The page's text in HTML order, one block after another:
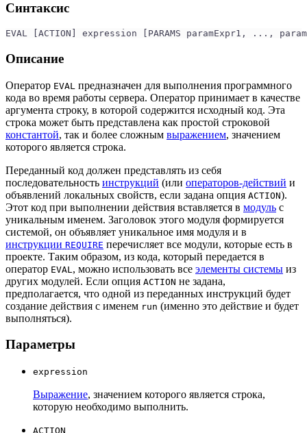
Синтаксис
EVAL [ACTION] expression [PARAMS paramExpr1, ...,
Описание
Оператор EVAL предназначен для выполнения программного
кода во время работы сервера. Оператор принимает в качестве
аргумента строку, в которой содержится исходный код. Эта
строка может быть представлена как простой строковой
константой, так и более сложным выражением, значением
которого является строка.
Переданный код должен представлять из себя
последовательность инструкций (или операторов-действий и
объявлений локальных свойств, если задана опция ACTION).
Этот код при выполнении действия вставляется в модуль с
уникальным именем. Заголовок этого модуля формируется
системой, он объявляет уникальное имя модуля и в
инструкции REQUIRE перечисляет все модули, которые есть в
проекте. Таким образом, из кода, который передается в
оператор EVAL , можно использовать все элементы системы из
других модулей. Если опция ACTION не задана,
предполагается, что одной из переданных инструкций будет
создание действия с именем run (именно это действие и будет
выполняться).
Параметры
expression
Выражение, значением которого является строка,
которую необходимо выполнить.
ACTION